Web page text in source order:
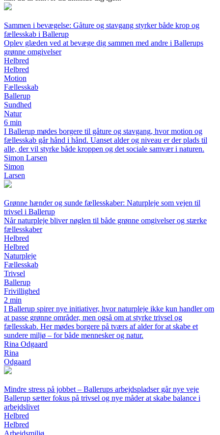
Sammen i bevægelse: Gåture og stavgang styrker både krop og
fællesskab i Ballerup
Oplev glæden ved at bevæge dig sammen med andre i Ballerups
grønne omgivelser
Helbred
Helbred
Motion
Fællesskab
Ballerup
Sundhed
Natur
6 min
I Ballerup mødes borgere til gåture og stavgang, hvor motion og
fællesskab går hånd i hånd. Uanset alder og niveau er der plads til
alle, der vil styrke både kroppen og det sociale samvær i naturen.
Simon Larsen
Simon
Larsen
Grønne hænder og sunde fællesskaber: Naturpleje som vejen til
trivsel i Ballerup
Når naturpleje bliver nøglen til både grønne omgivelser og stærke
fællesskaber
Helbred
Helbred
Naturpleje
Fællesskab
Trivsel
Ballerup
Frivillighed
2 min
I Ballerup spirer nye initiativer, hvor naturpleje ikke kun handler om
at passe grønne områder, men også om at styrke trivsel og
fællesskab. Her mødes borgere på tværs af alder for at skabe et
sundere miljø – for både mennesker og natur.
Rina Odgaard
Rina
Odgaard
Mindre stress på jobbet – Ballerups arbejdspladser går nye veje
Ballerup sætter fokus på trivsel og nye måder at skabe balance i
arbejdslivet
Helbred
Helbred